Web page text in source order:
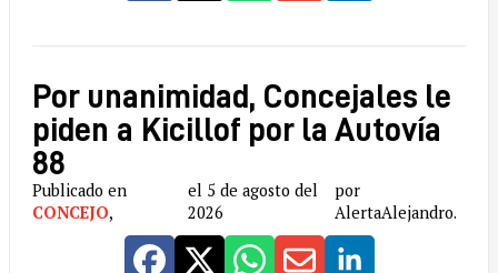
Por unanimidad, Concejales le
piden a Kicillof por la Autovía
88
Publicado en
CONCEJO,
el 5 de agosto del
2026
por
AlertaAlejandro.